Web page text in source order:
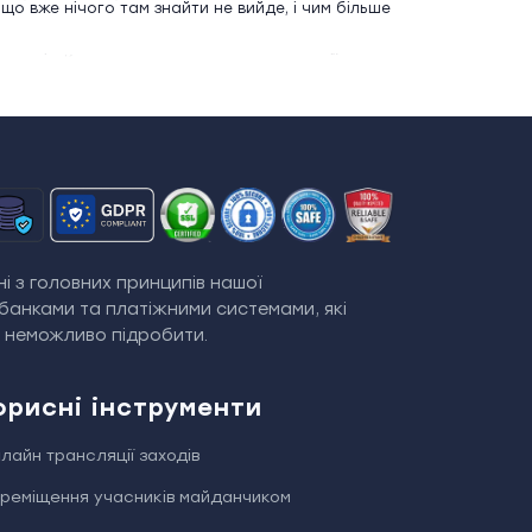
вже нічого там знайти не вийде, і чим більше
Кожному учаснику при реєстрації
тільки ім'я, прізвище та / або інші дані, по
друкуються відразу на місці заходи, і
ним користуватися з першого разу, а при
залежить від побажань і завдань організатора.
з головних принципів нашої
та платіжними системами, які
неможливо підробити.
інструменти
трансляції заходів
учасників майданчиком